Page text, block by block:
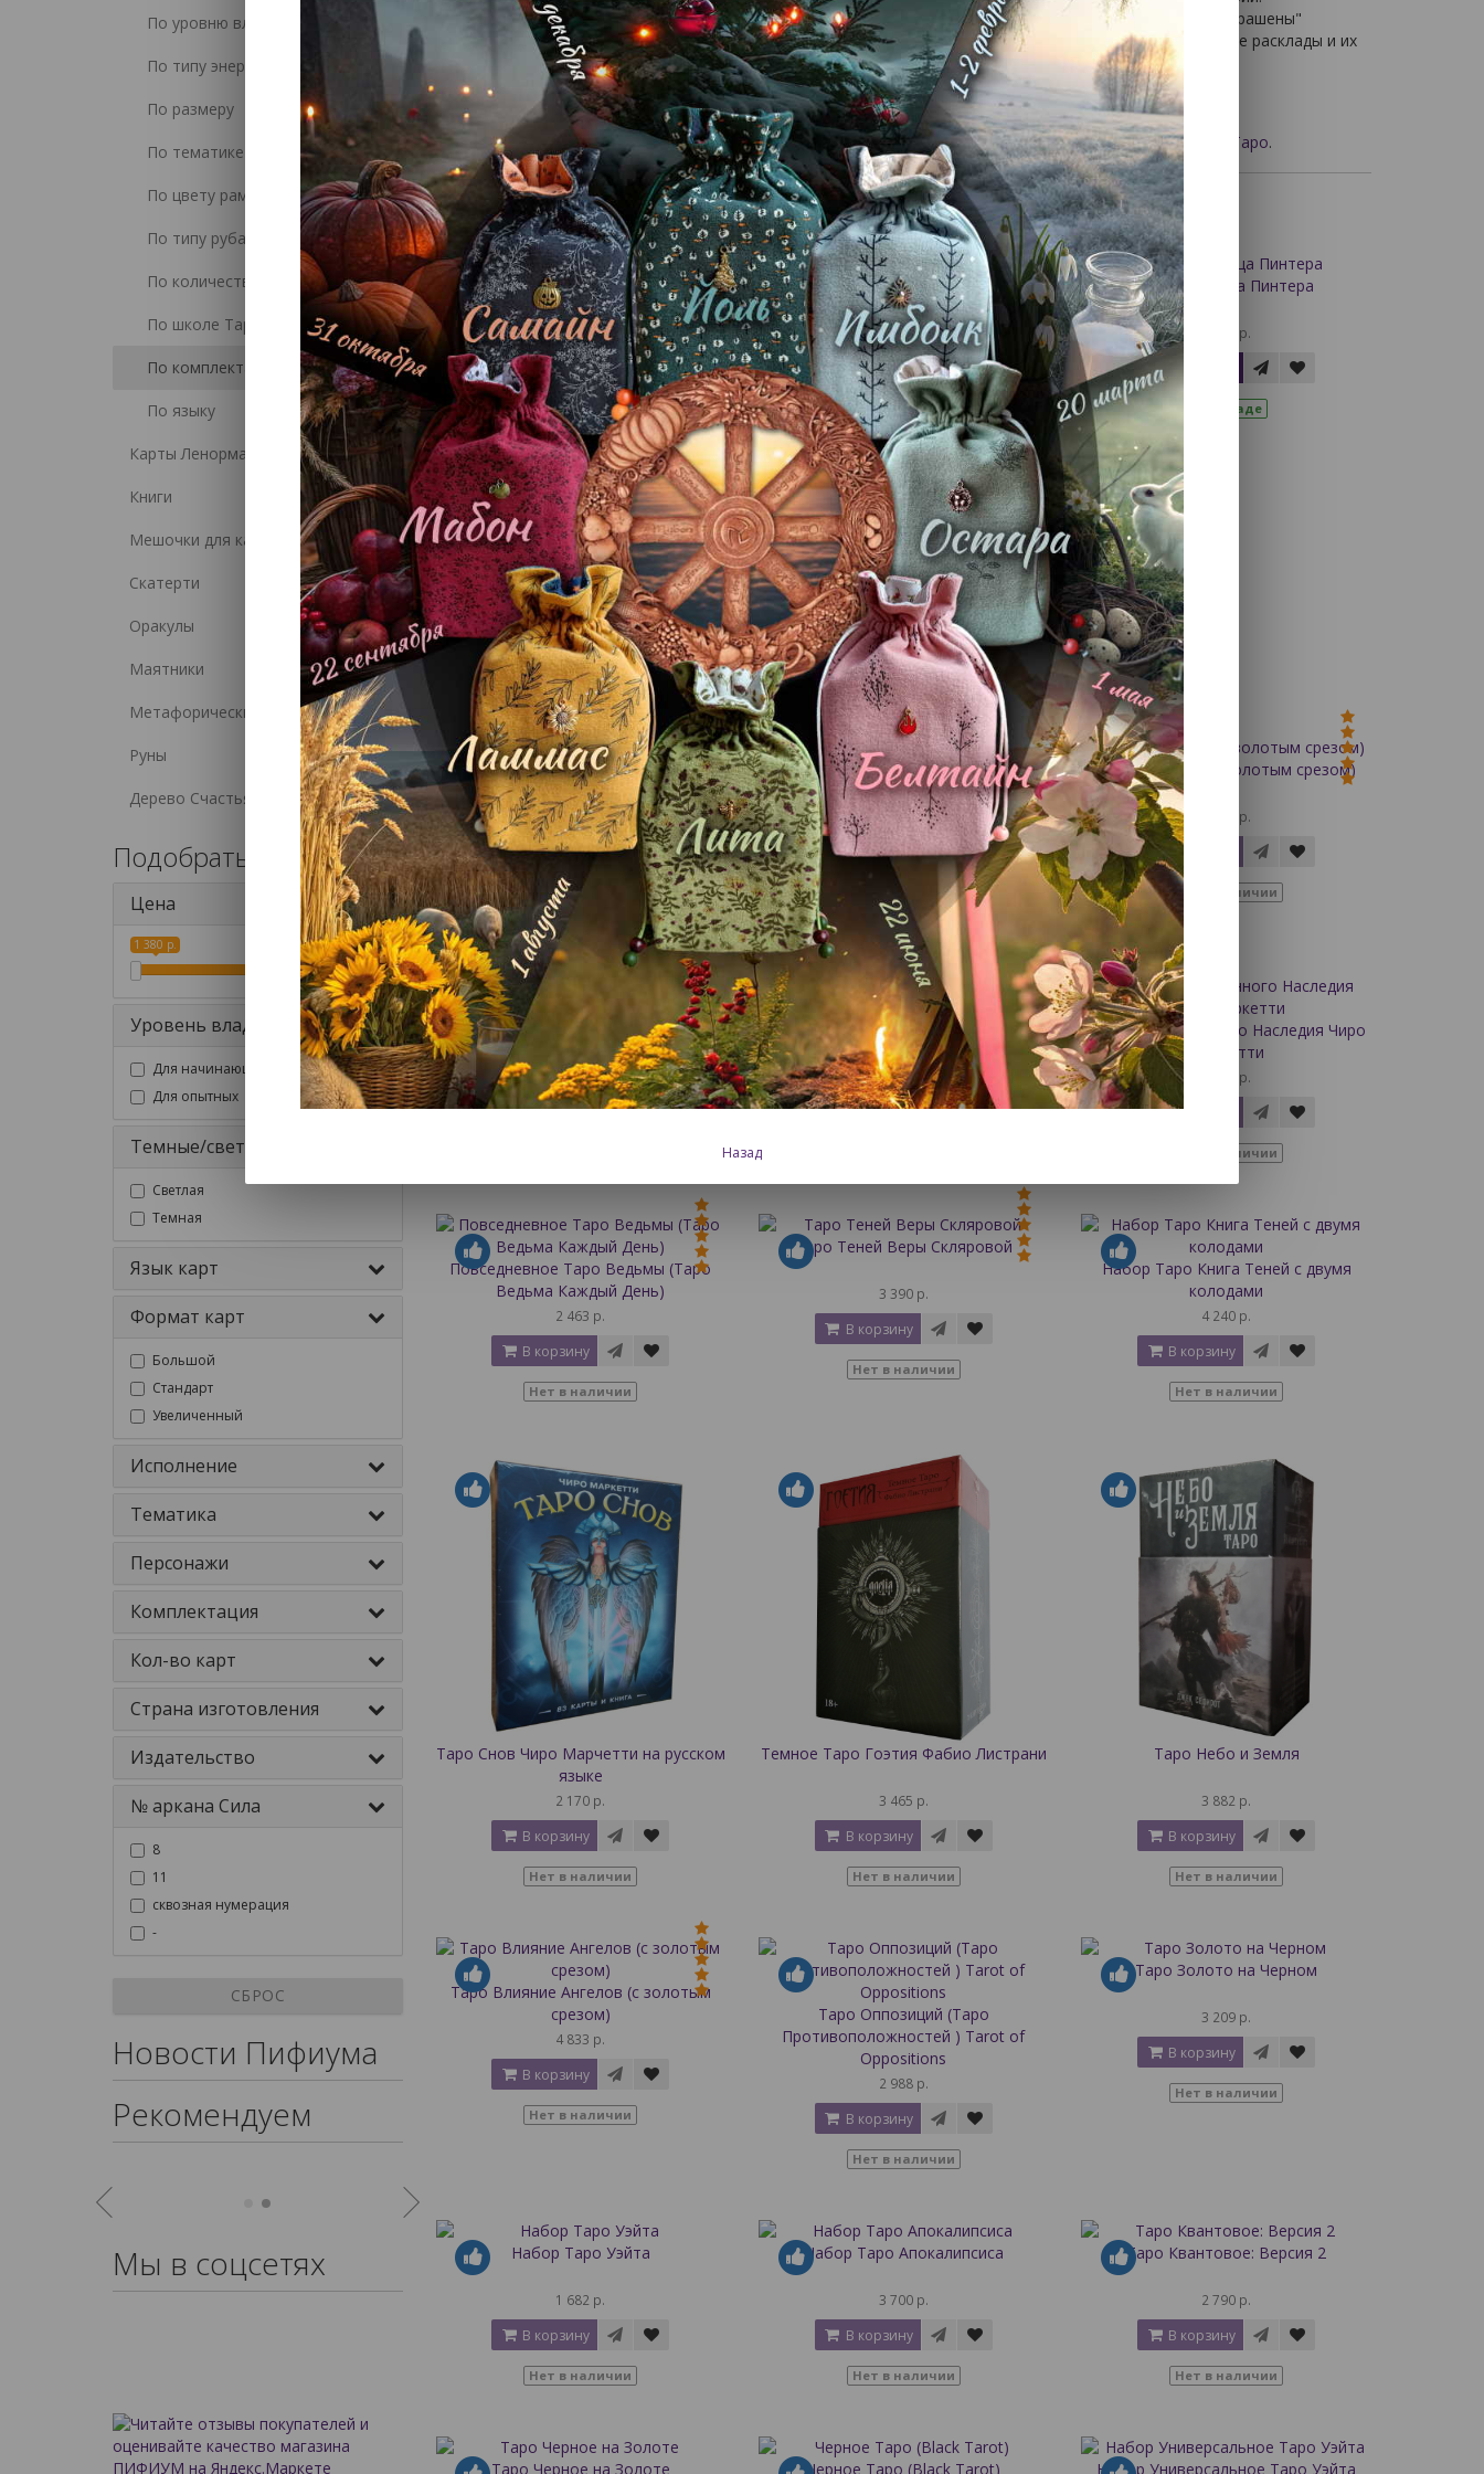
По уровню владения Таро
По типу энергий
По размеру
По тематике
По цвету рамки и рубашки
По типу рубашки
По количеству карт
По школе Таро
По комплектации
По языку
Карты Ленорман
Книги
Мешочки для карт
Скатерти
Оракулы
Маятники
Метафорические карты (МАК)
Руны
Дерево Счастья
Подобрать Таро
Цена
1 380 р. 4 833 р.
Уровень владения
Для начинающих
Для опытных
Темные/светлые
Светлая
Темная
Язык карт
Формат карт
Большой
Стандарт
Увеличенный
Исполнение
Тематика
Персонажи
Комплектация
Кол-во карт
Страна изготовления
Издательство
№ аркана Сила
8
11
сквозная нумерация
-
СБРОС
Новости Пифиума
Рекомендуем
Мы в соцсетях
Раскрываются подробно значения всех арканов в концепции данной колоды, ведь они часто бывают "окрашены"
особенностями тематики. Описываются особенности работы с данной колодой, приводятся специальные расклады и их
Отдельно книгу можно подобрать в рубрикеКниги по Таро.
Другие варианты комплектации карт Таро:Карты Таро с инструкцией,Подарочные карты Таро,наборы Таро.
Сортировать Показывать:50
Набор Таро Тота Алистера Кроули
Зеркало Души
1 456 р.
В корзину
На складе
Набор Языческое Таро
3 014 р.
В корзину
На складе
Таро Ференца Пинтера
2 804 р.
В корзину
На складе
Набор Серебряное Колдовское Таро
3 225 р.
В корзину
На складе
Таро Серебряное Колдовское
2 261 р.
В корзину
Нет в наличии
Золотое Таро (с золотым срезом)
3 570 р.
В корзину
Нет в наличии
Таро Снов Чиро Марчетти
В корзину
Набор Таро Иллюминатов (без
золотого среза)
3 225 р.
В корзину
Таро Божественного Наследия Чиро
Маркетти
3 150 р.
В корзину
Нет в наличии
Повседневное Таро Ведьмы (Таро
Ведьма Каждый День)
2 463 р.
В корзину
Нет в наличии
Таро Теней Веры Скляровой
3 390 р.
В корзину
Нет в наличии
Набор Таро Книга Теней с двумя
колодами
4 240 р.
В корзину
Нет в наличии
Таро Снов Чиро Марчетти на русском
языке
2 170 р.
В корзину
Нет в наличии
Темное Таро Гоэтия Фабио Листрани
3 465 р.
В корзину
Нет в наличии
Таро Небо и Земля
3 882 р.
В корзину
Нет в наличии
Таро Влияние Ангелов (с золотым
срезом)
4 833 р.
В корзину
Нет в наличии
Таро Оппозиций (Таро
Противоположностей ) Tarot of
Oppositions
2 988 р.
В корзину
Нет в наличии
Таро Золото на Черном
3 209 р.
В корзину
Нет в наличии
Набор Таро Уэйта
1 682 р.
В корзину
Нет в наличии
Набор Таро Апокалипсиса
3 700 р.
В корзину
Нет в наличии
Таро Квантовое: Версия 2
2 790 р.
В корзину
Нет в наличии
Таро Черное на Золоте Черное Таро (Black Tarot) Набор Универсальное Таро Уэйта
Назад